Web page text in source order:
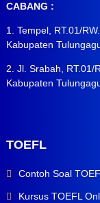
CABANG :
1. Tempel, RT.01/
Kabupaten
2. Jl. Srabah, RT.01/
Kabupaten
TOEFL
Contoh Soal
Kursus TOEFL